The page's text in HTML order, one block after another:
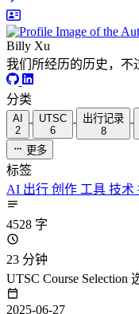
Billy Xu
我们所经历的历史，不
分类
AI
2
UTSC
6
出行记录
8
更多
标签
AI 出行 创作 工具 技术
4528 字
23 分钟
UTSC Course Selection
2025-06-27